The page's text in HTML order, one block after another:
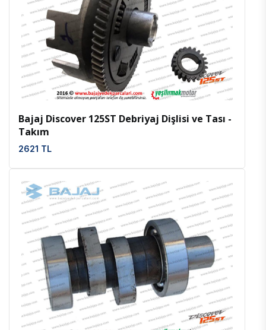
İncele Favoriler
Bajaj Discover 125ST Debriyaj Dişlisi ve Tası -
Takım
2621 TL
İncele Favoriler